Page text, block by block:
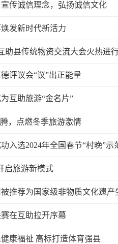
宣传诚信理念，弘扬诚信文化
发新时代新活力
助县传统物资交流大会火热进
评议会“议”出正能量
互助旅游“金名片”
，点燃冬季旅游激情
入选2024年全国春节“村晚”
启旅游新模式
推荐为国家级非物质文化遗
在互助拉开序幕
康福祉 高标打造体育强县